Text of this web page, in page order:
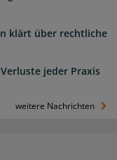
klärt über rechtliche
jeder Praxis
weitere Nachrichten